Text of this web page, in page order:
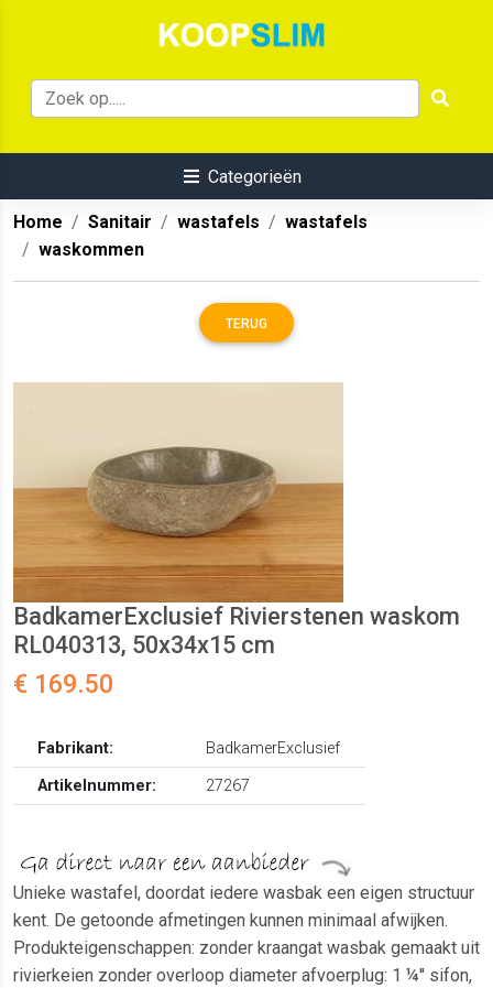
Categorieën
Home Sanitair wastafels
wastafels
waskommen
TERUG
BadkamerExclusief Rivierstenen waskom
RL040313, 50x34x15 cm
€ 169.50
Fabrikant:
BadkamerExclusief
Artikelnummer:
27267
Unieke wastafel, doordat iedere wasbak een eigen structuur
kent. De getoonde afmetingen kunnen minimaal afwijken.
Produkteigenschappen: zonder kraangat wasbak gemaakt uit
rivierkeien zonder overloop diameter afvoerplug: 1 ¼'' sifon,